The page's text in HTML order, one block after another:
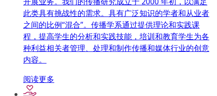
此类具有挑战性的需求。具有广泛知识的学者和从业者
之间的比例“混合”。传播学系通过提供理论和实践课
程，提高学生的分析和实践技能，培训和教育学生为各
种利益相关者管理、处理和制作传播和媒体行业的创意
内容。
阅读更多